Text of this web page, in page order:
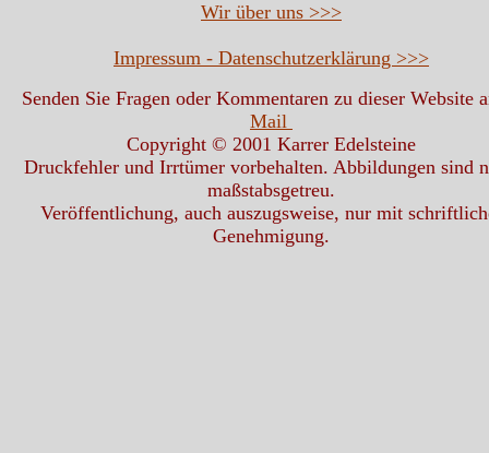
Wir über uns >>>
Impressum - Datenschutzerklärung >>>
Senden Sie Fragen oder Kommentaren zu dieser Website
Mail
Copyright © 2001 Karrer Edelsteine
Druckfehler und Irrtümer vorbehalten. Abbildungen sind
maßstabsgetreu.
Veröffentlichung, auch auszugsweise, nur mit
Genehmigung.